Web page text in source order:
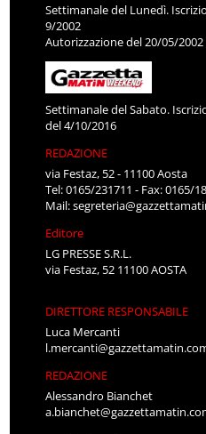
Settimanale del Lunedì.
9/2002
Autorizzazione del 20/05/2002
Settimanale del Sabato.
del 4/10/2016
REDAZIONE
via Festaz, 52 - 11100 Aosta
Tel: 0165/231711 - Fax: 0165/
Mail:
Editore
LG PRESSE S.R.L.
via Festaz, 52 11100 AOSTA
DIRETTORE RESPONSABILE
Luca Mercanti
REDAZIONE
Alessandro Bianchet